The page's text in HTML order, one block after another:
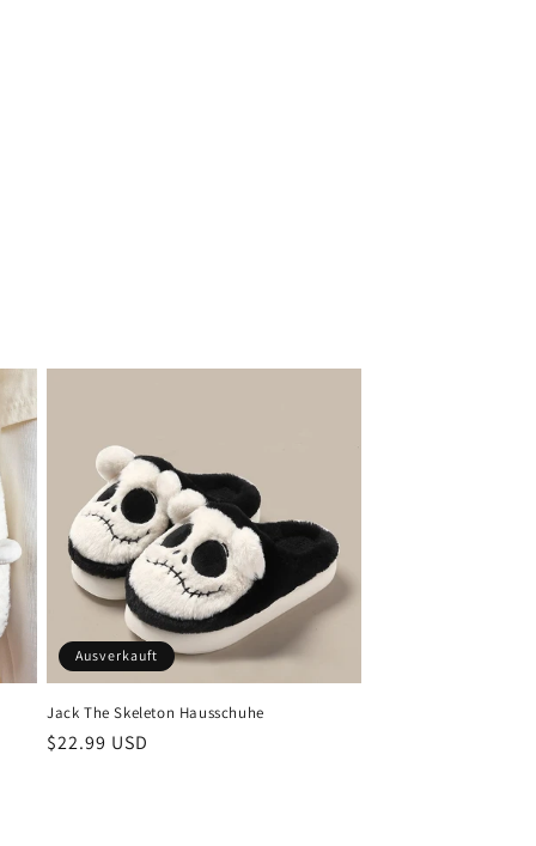
Ausverkauft
Jack The Skeleton Hausschuhe
Normaler
$22.99 USD